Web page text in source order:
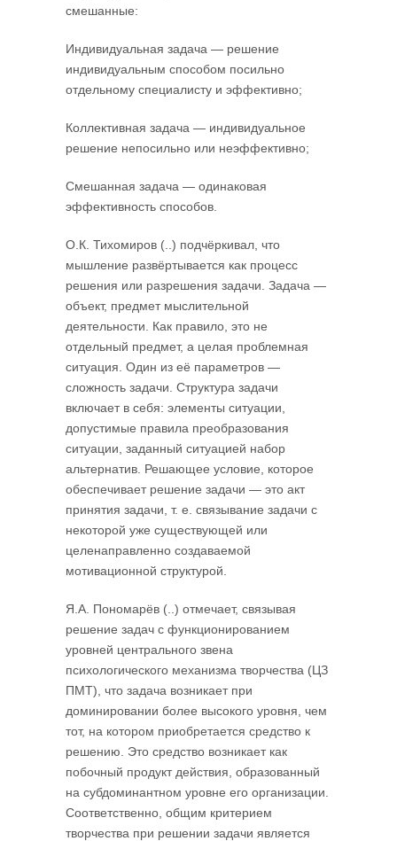
смешанные:
Индивидуальная задача — решение
индивидуальным способом посильно
отдельному специалисту и эффективно;
Коллективная задача — индивидуальное
решение непосильно или неэффективно;
Смешанная задача — одинаковая
эффективность способов.
О.К. Тихомиров (..) подчёркивал, что
мышление развёртывается как процесс
решения или разрешения задачи. Задача —
объект, предмет мыслительной
деятельности. Как правило, это не
отдельный предмет, а целая проблемная
ситуация. Один из её параметров —
сложность задачи. Структура задачи
включает в себя: элементы ситуации,
допустимые правила преобразования
ситуации, заданный ситуацией набор
альтернатив. Решающее условие, которое
обеспечивает решение задачи — это акт
принятия задачи, т. е. связывание задачи с
некоторой уже существующей или
целенаправленно создаваемой
мотивационной структурой.
Я.А. Пономарёв (..) отмечает, связывая
решение задач с функционированием
уровней центрального звена
психологического механизма творчества (ЦЗ
ПМТ), что задача возникает при
доминировании более высокого уровня, чем
тот, на котором приобретается средство к
решению. Это средство возникает как
побочный продукт действия, образованный
на субдоминантном уровне его организации.
Соответственно, общим критерием
творчества при решении задачи является